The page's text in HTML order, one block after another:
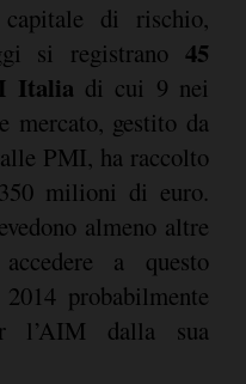
di rischio,
si registrano 45
Italia di cui 9 nei
mercato, gestito da
PMI, ha raccolto
milioni di euro.
almeno altre
a questo
probabilmente
l’AIM dalla sua